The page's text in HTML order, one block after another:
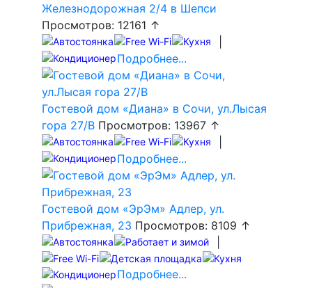
Железнодорожная 2/4 в Шепси
Просмотров: 12161 ↑
Подробнее...
Гостевой дом «Диана» в Сочи, ул.Лысая
гора 27/В Просмотров: 13967 ↑
Подробнее...
Гостевой дом «ЭрЭм» Адлер, ул.
Прибрежная, 23 Просмотров: 8109 ↑
Подробнее...